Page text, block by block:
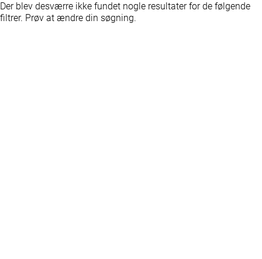
Der blev desværre ikke fundet nogle resultater for de følgende
filtrer. Prøv at ændre din søgning.